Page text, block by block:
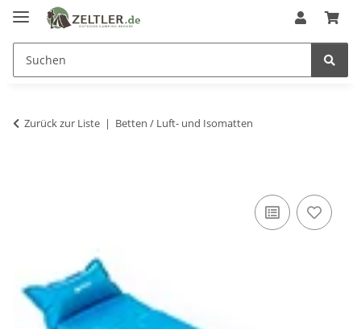
Zurück zur Liste Betten / Luft- und Isomatten